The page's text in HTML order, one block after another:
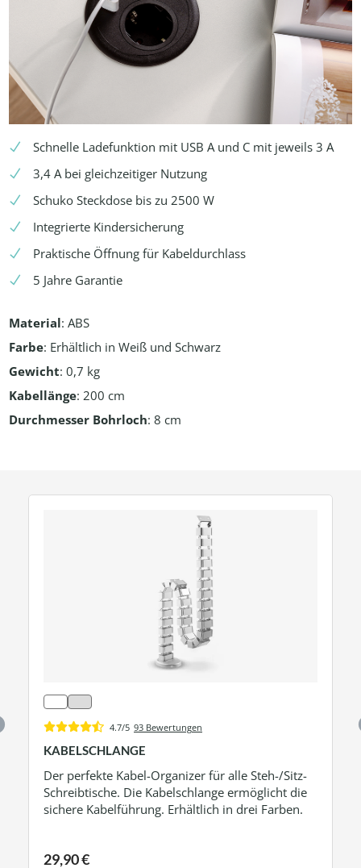
Schnelle Ladefunktion mit USB A und C mit jeweils 3 A
3,4 A bei gleichzeitiger Nutzung
Schuko Steckdose bis zu 2500 W
Integrierte Kindersicherung
Praktische Öffnung für Kabeldurchlass
5 Jahre Garantie
Material: ABS
Farbe: Erhältlich in Weiß und Schwarz
Gewicht: 0,7 kg
Kabellänge: 200 cm
Durchmesser Bohrloch: 8 cm
4.7/5 93 Bewertungen
KABELSCHLANGE
Der perfekte Kabel-Organizer für alle Steh-/Sitz-
Schreibtische. Die Kabelschlange ermöglicht die
sichere Kabelführung. Erhältlich in drei Farben.
29,90 €